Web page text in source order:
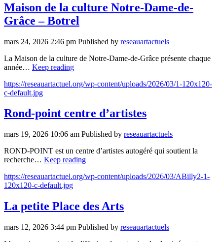
Maison de la culture Notre-Dame-de-
Grâce – Botrel
mars 24, 2026 2:46 pm Published by reseauartactuels
La Maison de la culture de Notre-Dame-de-Grâce présente chaque
année… Keep reading
https://reseauartactuel.org/wp-content/uploads/2026/03/1-120x120-
c-default.jpg
Rond-point centre d’artistes
mars 19, 2026 10:06 am Published by reseauartactuels
ROND-POINT est un centre d’artistes autogéré qui soutient la
recherche… Keep reading
https://reseauartactuel.org/wp-content/uploads/2026/03/ABilly2-1-
120x120-c-default.jpg
La petite Place des Arts
mars 12, 2026 3:44 pm Published by reseauartactuels